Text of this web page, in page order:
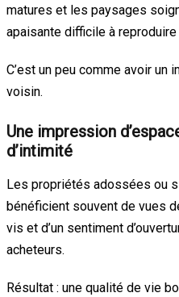
matures et les paysages
apaisante difficile à
C’est un peu comme avoir un
voisin.
Une impression
d’intimité
Les propriétés adossées ou
bénéficient souvent de vues
vis et d’un sentiment
acheteurs.
Résultat : une qualité de vie